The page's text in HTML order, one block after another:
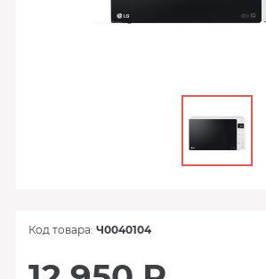
Код товара: Ч0040104